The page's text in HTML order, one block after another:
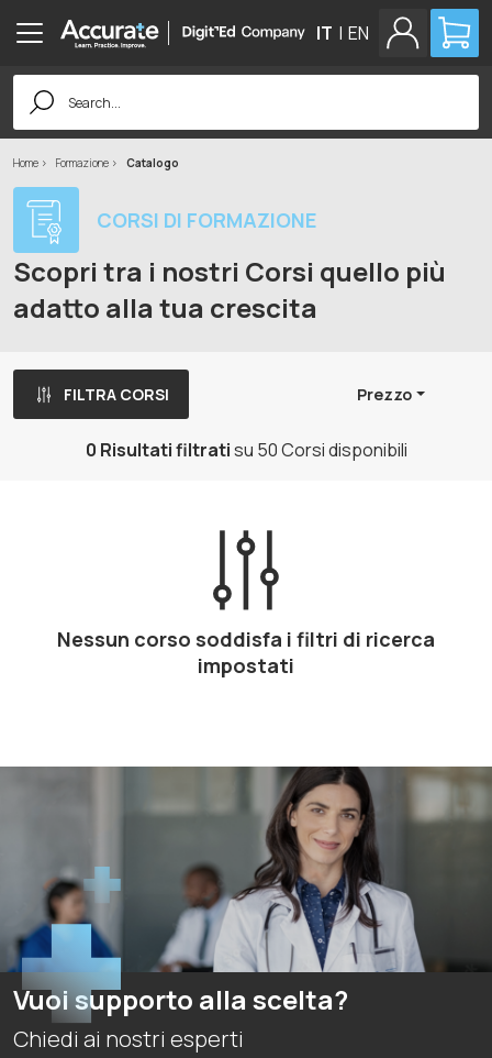
IT | EN
Search
for:
Home Formazione Catalogo
CORSI DI FORMAZIONE
Scopri tra i nostri Corsi quello più
adatto alla tua crescita
FILTRA CORSI Prezzo
0 Risultati filtratisu 50 Corsi disponibili
Nessun corso soddisfa i filtri di ricerca
impostati
Vuoi supporto alla scelta?
Chiedi ai nostri esperti